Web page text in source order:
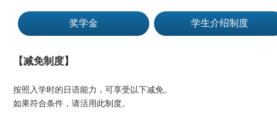
奖学金 学生介绍制度
【减免制度】
按照入学时的日语能力，可享受以下减免。
如果符合条件，请活用此制度。